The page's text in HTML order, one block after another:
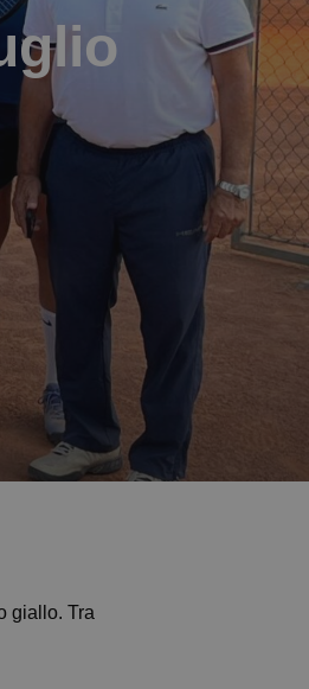
giallo. Tra